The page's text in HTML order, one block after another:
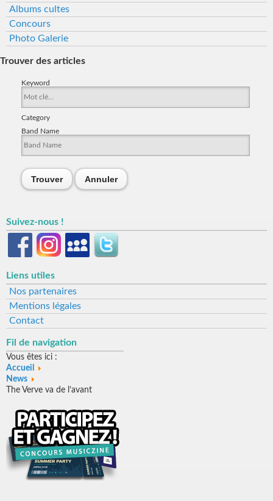
Albums cultes
Concours
Photo Galerie
Trouver des articles
Keyword
Category
Band Name
Trouver Annuler
Suivez-nous !
Liens utiles
Nos partenaires
Mentions légales
Contact
Fil de navigation
Vous êtes ici :
Accueil
News
The Verve va de l’avant